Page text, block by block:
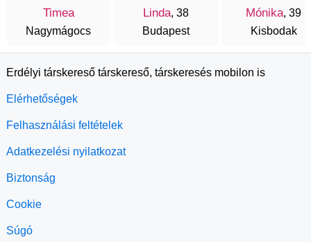
Timea
Nagymágocs
Linda, 38
Budapest
Mónika, 39
Kisbodak
Erdélyi társkereső társkereső, társkeresés mobilon is
Elérhetőségek
Felhasználási feltételek
Adatkezelési nyilatkozat
Biztonság
Cookie
Súgó